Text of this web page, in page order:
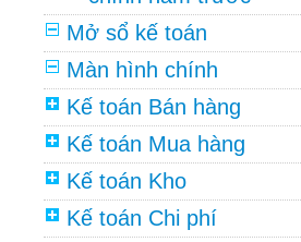
Mở sổ kế toán
Màn hình chính
Kế toán Bán hàng
Kế toán Mua hàng
Kế toán Kho
Kế toán Chi phí